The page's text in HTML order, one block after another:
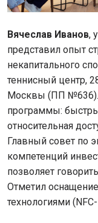
Вячеслав Иванов,
представил опыт
некапитального
теннисный центр,
Москвы (ПП
программы:
относительная
Главный совет по
компетенций
позволяет
Отметил
технологиями